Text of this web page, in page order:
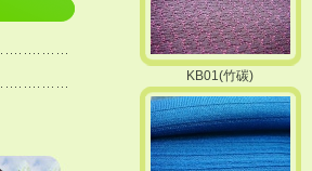
KB01(竹碳)